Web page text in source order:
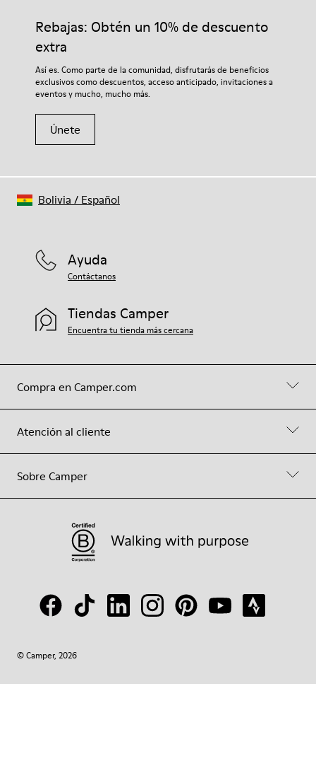
Rebajas: Obtén un 10% de descuento
extra
Así es. Como parte de la comunidad, disfrutarás de beneficios
exclusivos como descuentos, acceso anticipado, invitaciones a
eventos y mucho, mucho más.
Únete
Compra en Camper.com
Atención al cliente
Sobre Camper
Ayuda
Contáctanos
Tiendas Camper
Encuentra tu tienda más cercana
© Camper, 2026
Bolivia / Español